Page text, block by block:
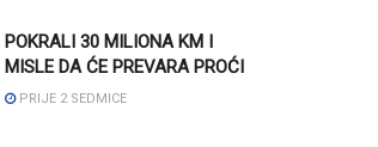
POKRALI 30 MILIONA KM I
MISLE DA ĆE PREVARA PROĆI
PRIJE 2 SEDMICE